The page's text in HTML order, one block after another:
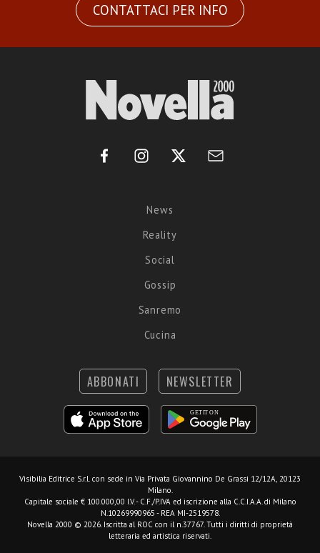
CONTATTACI PER INFO
News
Reality
Social
Gossip
Sanremo
Cucina
ABBONATI NEWSLETTER
Visibilia Editrice S.r.l. con sede in Via Privata Giovannino De Grassi 12/12A, 20123
Milano.
Capitale sociale € 100.000,00 I.V. - C.F./P.IVA ed iscrizione alla C.C.I.A.A. di Milano
N.10269990965 - REA MI-2519578.
Novella 2000 © 2026. Iscritta al ROC con il n.37767. Tutti i diritti di proprietà
letteraria ed artistica riservati.